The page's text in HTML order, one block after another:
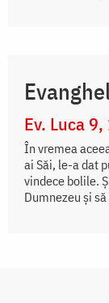
Ev. Luca
În vremea
ai Săi, le-a dat
vindece bolile.
Dumnezeu și